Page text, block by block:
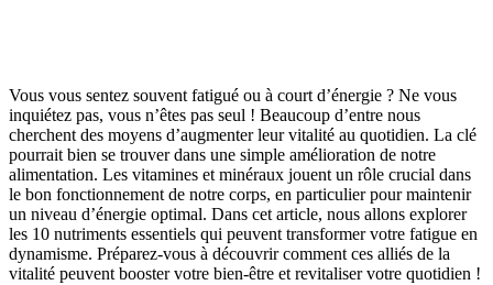
Vous vous sentez souvent fatigué ou à court d’énergie ? Ne vous
inquiétez pas, vous n’êtes pas seul ! Beaucoup d’entre nous
cherchent des moyens d’augmenter leur vitalité au quotidien. La clé
pourrait bien se trouver dans une simple amélioration de notre
alimentation. Les vitamines et minéraux jouent un rôle crucial dans
le bon fonctionnement de notre corps, en particulier pour maintenir
un niveau d’énergie optimal. Dans cet article, nous allons explorer
les 10 nutriments essentiels qui peuvent transformer votre fatigue en
dynamisme. Préparez-vous à découvrir comment ces alliés de la
vitalité peuvent booster votre bien-être et revitaliser votre quotidien !